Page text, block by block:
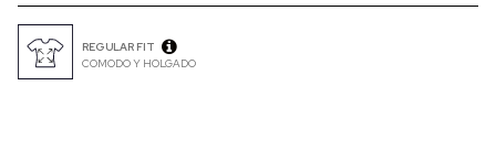
REGULAR FIT
COMODO Y HOLGADO